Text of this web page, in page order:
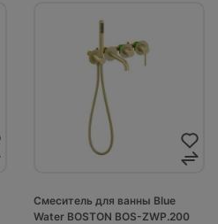
Смеситель для ванны Blue
Water BOSTON BOS-ZWP.200